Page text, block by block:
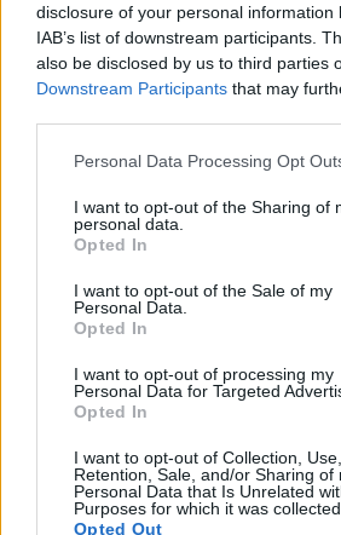
disclosure of your personal information
IAB’s list of downstream participants.
also be disclosed by us to third parties
Downstream Participants that may
Please note that this website/app uses
not limited to your visit or usage
grant or deny consent to Google and
use your data for below specified
consent section.
Personal Data Processing Opt
I want to opt-out of the Sharing of
personal data.
Opted In
I want to opt-out of the Sale of my
Personal Data.
Opted In
I want to opt-out of processing my
Personal Data for Targeted
Opted In
I want to opt-out of Collection, Use,
Retention, Sale, and/or Sharing of
Personal Data that Is Unrelated
Purposes for which it was collected.
Opted Out
Bien que les premières études
bienfaits du malate de citrulline
recherches supplémentaires sont
confirmer ces résultats. Un
dosage exact de ces bienfaits
Avantages du malate
citrulline pour la
Le malate de citrulline est
apprécié des athlètes et des
pour ses bienfaits sur la
plus rapide à des performances
études montrent que l'ajout de
un programme d'entraînement